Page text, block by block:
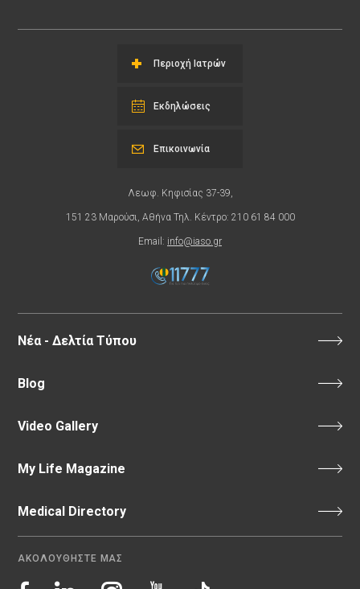
Περιοχή Ιατρών
Εκδηλώσεις
Λεωφ. Κηφισίας 37-39,
151 23 Μαρούσι, Αθήνα Τηλ. Κέντρο: 210 61 84 000
Email: info@iaso.gr
Επικοινωνία
Νέα - Δελτία Τύπου
Blog
Video Gallery
My Life Magazine
Medical Directory
ΑΚΟΛΟΥΘΗΣΤΕ ΜΑΣ